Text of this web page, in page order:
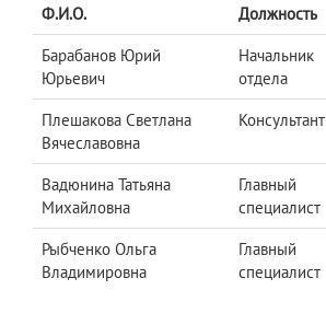
Ф.И.О. Должность
Барабанов Юрий
Юрьевич
Начальник
отдела
Плешакова Светлана
Вячеславовна
Консультант
Вадюнина Татьяна
Михайловна
Главный
специалист
Рыбченко Ольга
Владимировна
Главный
специалист